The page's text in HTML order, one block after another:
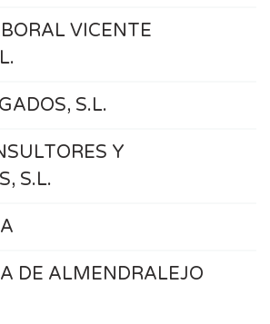
VICENTE
S.L.
Y
S.L.
DE ALMENDRALEJO